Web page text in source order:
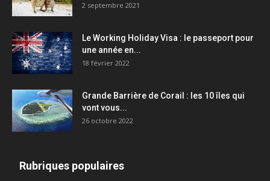
2 septembre 2021
Le Working Holiday Visa : le passeport pour
une année en...
18 février 2022
Grande Barrière de Corail : les 10 îles qui
vont vous...
26 octobre 2022
Rubriques populaires